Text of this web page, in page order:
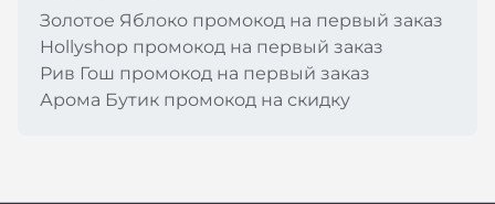
Золотое Яблоко промокод на первый заказ
Hollyshop промокод на первый заказ
Рив Гош промокод на первый заказ
Арома Бутик промокод на скидку